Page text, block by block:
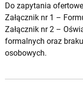
Do zapytania
Załącznik nr 1 –
Załącznik nr 2 –
formalnych oraz
osobowych.